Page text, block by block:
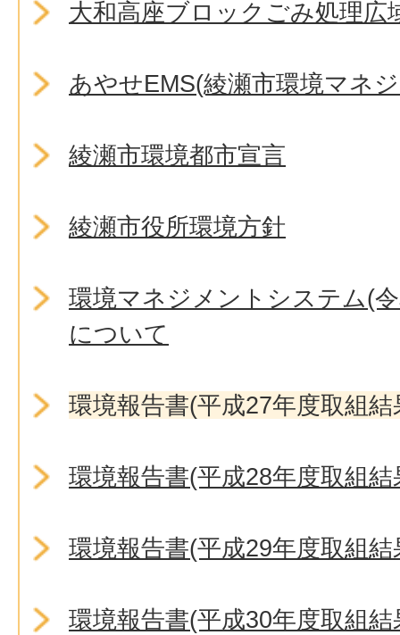
大和高座ブロックごみ処理広
あやせEMS(綾瀬市環境マネ
綾瀬市環境都市宣言
綾瀬市役所環境方針
環境マネジメントシステム(
について
環境報告書(平成27年度取組結
環境報告書(平成28年度取組結
環境報告書(平成29年度取組結
環境報告書(平成30年度取組結